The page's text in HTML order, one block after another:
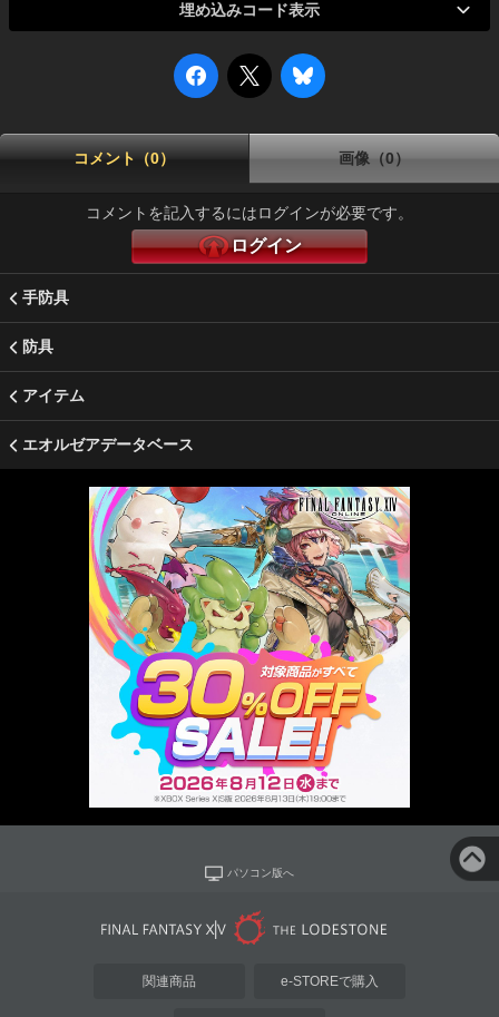
埋め込みコード表示
コメント（0） 画像（0）
コメントを記入するにはログインが必要です。
ログイン
手防具
防具
アイテム
エオルゼアデータベース
パソコン版へ
関連商品 e-STOREで購入